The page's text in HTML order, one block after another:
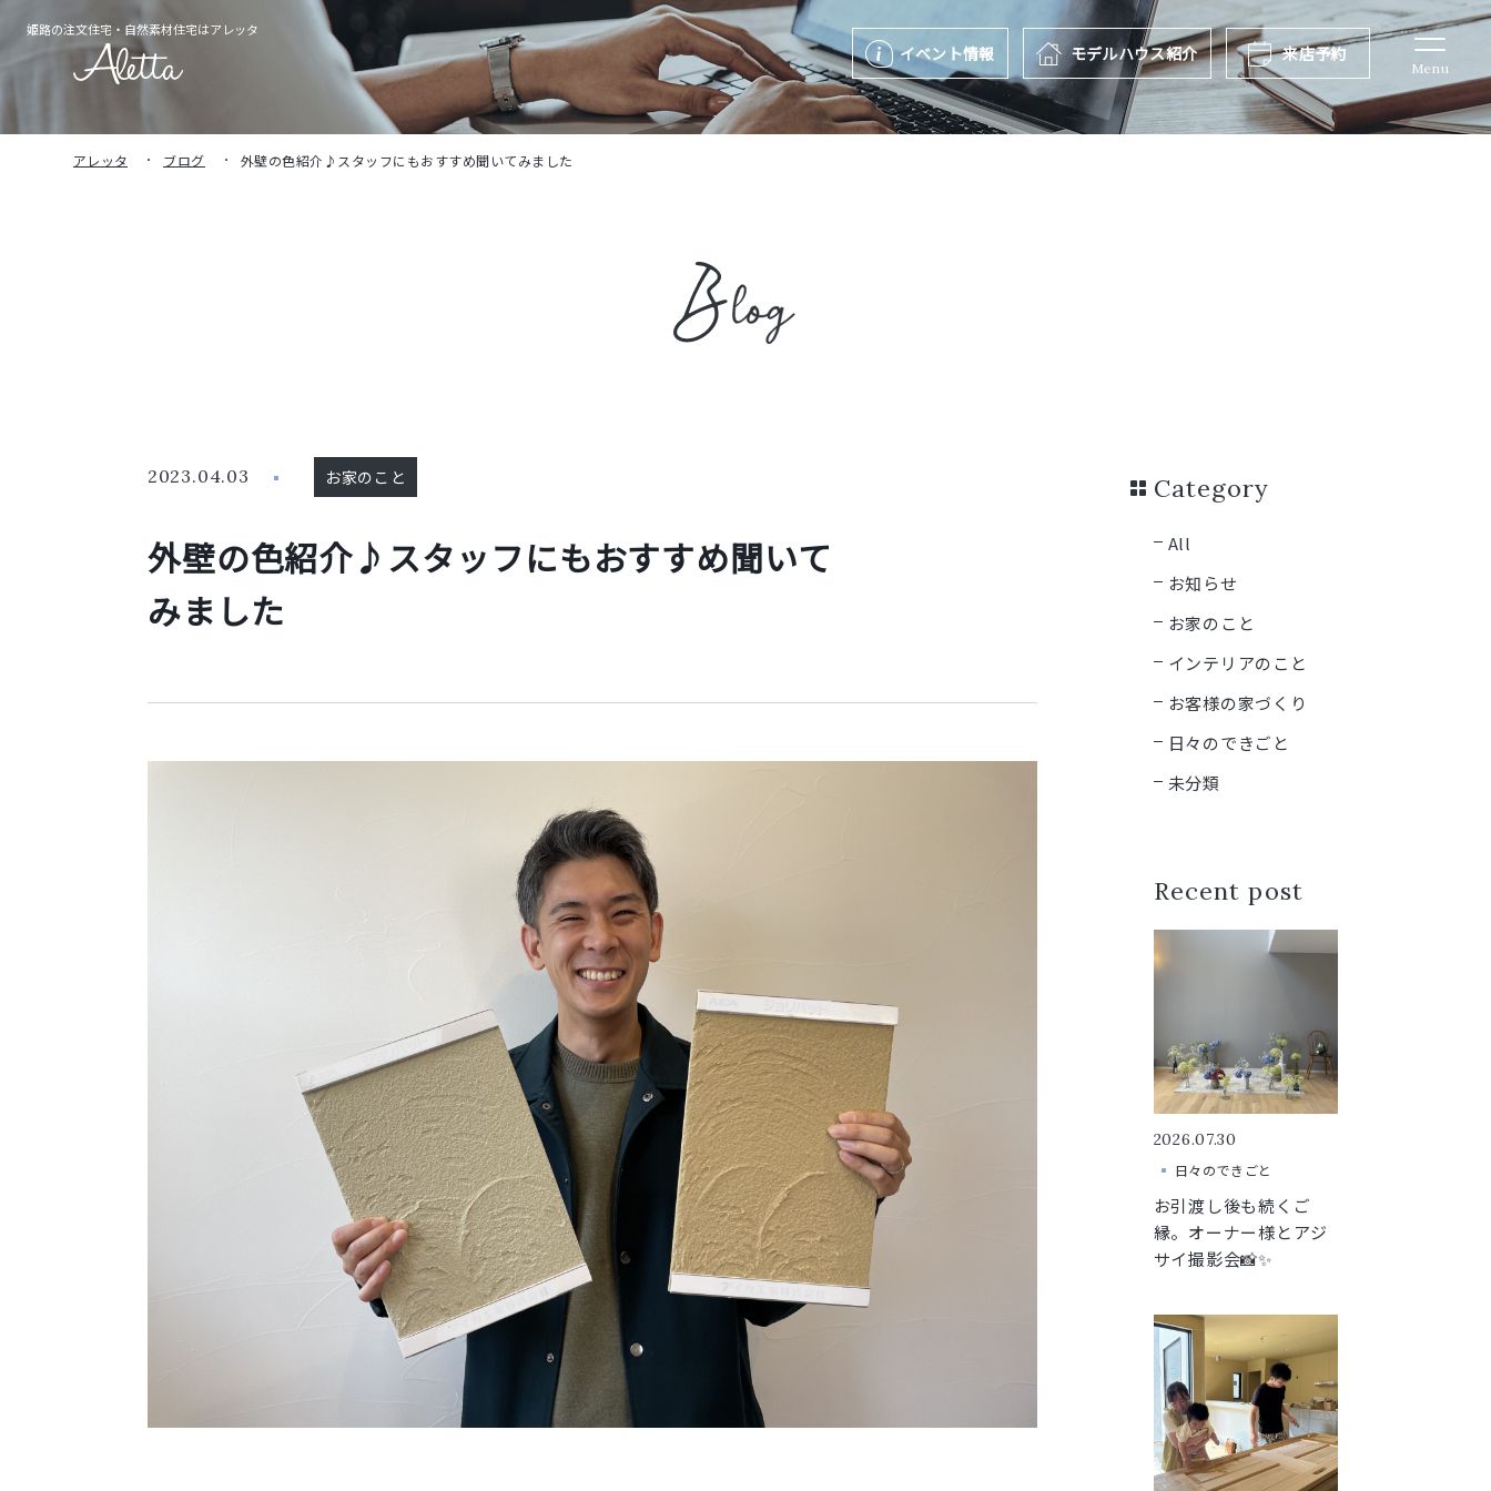
姫路の注文住宅・ 自然素材住宅はアレッタ
イベント情報 モデルハウス紹介 来店予約
Menu
アレッタ ブログ 外壁の色紹介♪スタッフにもおすすめ聞いてみました
2023.04.03 お家のこと
外壁の色紹介♪スタッフにもおすすめ聞いて
みました
Category
All
お知らせ
お家のこと
インテリアのこと
お客様の家づくり
日々のできごと
未分類
Recent post
2026.07.30
日々のできごと
お引渡し後も続くご
縁。オーナー様とアジ
サイ撮影会📸✨